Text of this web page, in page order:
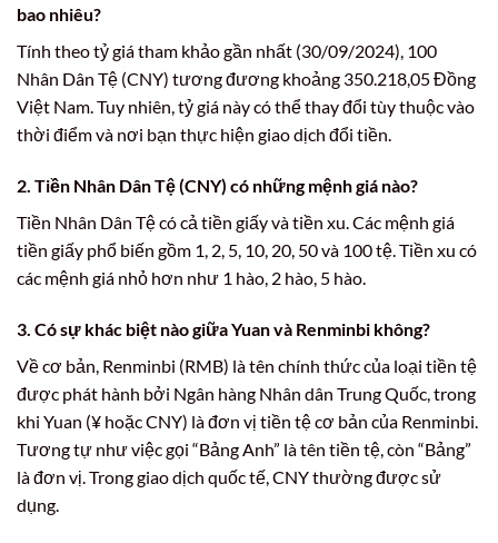
bao nhiêu?
Tính theo tỷ giá tham khảo gần nhất (30/09/2024), 100
Nhân Dân Tệ (CNY) tương đương khoảng 350.218,05 Đồng
Việt Nam. Tuy nhiên, tỷ giá này có thể thay đổi tùy thuộc vào
thời điểm và nơi bạn thực hiện giao dịch đổi tiền.
2. Tiền Nhân Dân Tệ (CNY) có những mệnh giá nào?
Tiền Nhân Dân Tệ có cả tiền giấy và tiền xu. Các mệnh giá
tiền giấy phổ biến gồm 1, 2, 5, 10, 20, 50 và 100 tệ. Tiền xu có
các mệnh giá nhỏ hơn như 1 hào, 2 hào, 5 hào.
3. Có sự khác biệt nào giữa Yuan và Renminbi không?
Về cơ bản, Renminbi (RMB) là tên chính thức của loại tiền tệ
được phát hành bởi Ngân hàng Nhân dân Trung Quốc, trong
khi Yuan (¥ hoặc CNY) là đơn vị tiền tệ cơ bản của Renminbi.
Tương tự như việc gọi “Bảng Anh” là tên tiền tệ, còn “Bảng”
là đơn vị. Trong giao dịch quốc tế, CNY thường được sử
dụng.